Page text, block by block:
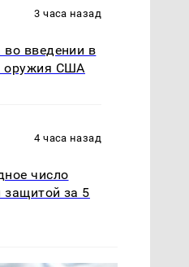
3 часа назад
во введении в
оружия США
4 часа назад
число
защитой за 5